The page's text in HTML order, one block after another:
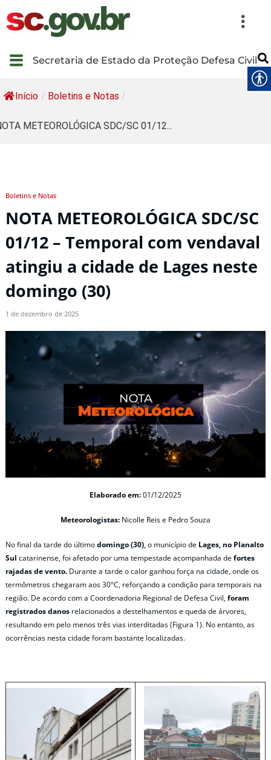
Secretaria de Estado da Proteção Defesa Civil
Início / Boletins e Notas /
METEOROLÓGICA SDC/SC 01/12...
Boletins e Notas
NOTA METEOROLÓGICA SDC/SC
01/12 – Temporal com vendaval
atingiu a cidade de Lages neste
domingo (30)
1 de dezembro de 2025
Elaborado em:01/12/2025
Meteorologistas: Nicolle Reis e Pedro Souza
No final da tarde do últimodomingo (30), o município de Lages, no Planalto
Sul catarinense, foi afetado por uma tempestade acompanhada defortes
rajadas de vento. Durante a tarde o calor ganhou força na cidade, onde os
termômetros chegaram aos 30°C, reforçando a condição para temporais na
região. De acordo com a Coordenadoria Regional de Defesa Civil,foram
registrados danos relacionados a destelhamentos e queda de árvores,
resultando em pelo menos três vias interditadas (Figura 1). No entanto, as
ocorrências nesta cidade foram bastante localizadas.